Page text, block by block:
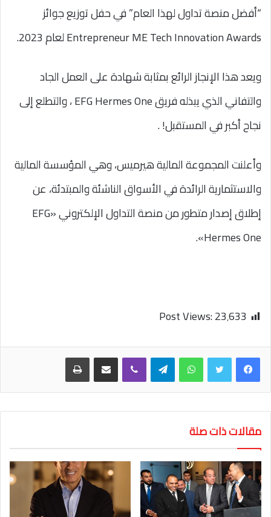
“أفضل منصة تداول لهذا العام” في حفل توزيع جوائز
Entrepreneur ME Tech Innovation Awards لعام 2023.
ويعد هذا الإنجاز الرائع بمثابة شهادة على العمل الجاد
والتفاني الذي يبذله فريق EFG Hermes One ، والتطلع إلى
نجاح أكبر في المستقبل! .
وأعلنت المجموعة المالية هيرميس، وهي المؤسسة المالية
والاستثمارية الرائدة في الأسواق الناشئة والمبتدئة، عن
إطلاق إصدار متطور من منصة التداول الإلكتروني «EFG
«Hermes One.
Post Views:23٬633
واتساب تيلقرام
مقالات ذات صلة